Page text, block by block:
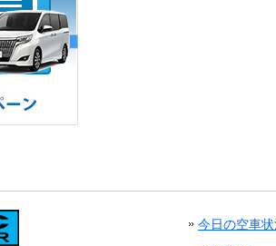
今日の空車